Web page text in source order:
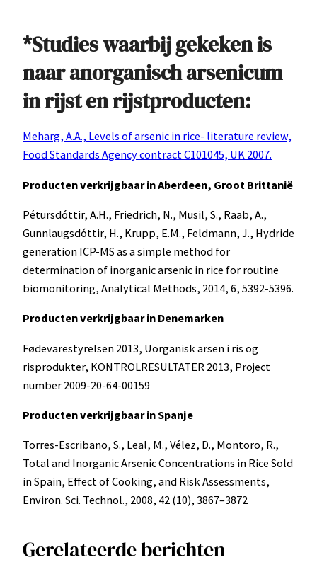
*Studies waarbij gekeken is
naar anorganisch arsenicum
in rijst en rijstproducten:
Meharg, A.A., Levels of arsenic in rice- literature review,
Food Standards Agency contract C101045, UK 2007.
Producten verkrijgbaar in Aberdeen, Groot Brittanië
Pétursdóttir, A.H., Friedrich, N., Musil, S., Raab, A.,
Gunnlaugsdóttir, H., Krupp, E.M., Feldmann, J., Hydride
generation ICP-MS as a simple method for
determination of inorganic arsenic in rice for routine
biomonitoring, Analytical Methods, 2014, 6, 5392-5396.
Producten verkrijgbaar in Denemarken
Fødevarestyrelsen 2013, Uorganisk arsen i ris og
risprodukter, KONTROLRESULTATER 2013, Project
number 2009-20-64-00159
Producten verkrijgbaar in Spanje
Torres-Escribano, S., Leal, M., Vélez, D., Montoro, R.,
Total and Inorganic Arsenic Concentrations in Rice Sold
in Spain, Effect of Cooking, and Risk Assessments,
Environ. Sci. Technol., 2008, 42 (10), 3867–3872
Gerelateerde berichten